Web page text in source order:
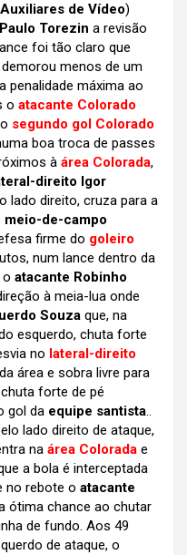
de Vídeo)
Torezin a revisão
foi tão claro que
demorou menos de um
penalidade máxima ao
oatacante Colorado
segundo gol Colorado
boa troca de passes
à área Colorada,
direito Igor
lado direito, cruza para a
meio-de-campo
firme do goleiro
num lance dentro da
o atacante Robinho
à meia-lua onde
Souza que, na
esquerdo, chuta forte
no lateral-direito
área e sobra livre para
forte de pé
gol da equipe santista..
lado direito de ataque,
na área Colorada e
a bola é interceptada
no rebote o atacante
ótima chance ao chutar
de fundo. Aos 49
de ataque, o